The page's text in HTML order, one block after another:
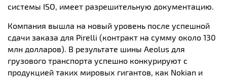
системы ISO, имеет разрешительную документацию.
Компания вышла на новый уровень после успешной
сдачи заказа для Pirelli (контракт на сумму около 130
млн долларов). В результате шины Aeolus для
грузового транспорта успешно конкурируют с
продукцией таких мировых гигантов, как Nokian и